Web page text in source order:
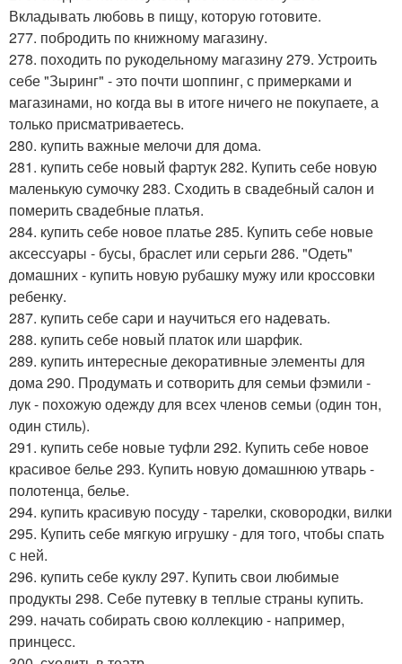
Вкладывать любовь в пищу, которую готовите.
277. побродить по книжному магазину.
278. походить по рукодельному магазину 279. Устроить
себе "Зыринг" - это почти шоппинг, с примерками и
магазинами, но когда вы в итоге ничего не покупаете, а
только присматриваетесь.
280. купить важные мелочи для дома.
281. купить себе новый фартук 282. Купить себе новую
маленькую сумочку 283. Сходить в свадебный салон и
померить свадебные платья.
284. купить себе новое платье 285. Купить себе новые
аксессуары - бусы, браслет или серьги 286. "Одеть"
домашних - купить новую рубашку мужу или кроссовки
ребенку.
287. купить себе сари и научиться его надевать.
288. купить себе новый платок или шарфик.
289. купить интересные декоративные элементы для
дома 290. Продумать и сотворить для семьи фэмили -
лук - похожую одежду для всех членов семьи (один тон,
один стиль).
291. купить себе новые туфли 292. Купить себе новое
красивое белье 293. Купить новую домашнюю утварь -
полотенца, белье.
294. купить красивую посуду - тарелки, сковородки, вилки
295. Купить себе мягкую игрушку - для того, чтобы спать
с ней.
296. купить себе куклу 297. Купить свои любимые
продукты 298. Себе путевку в теплые страны купить.
299. начать собирать свою коллекцию - например,
принцесс.